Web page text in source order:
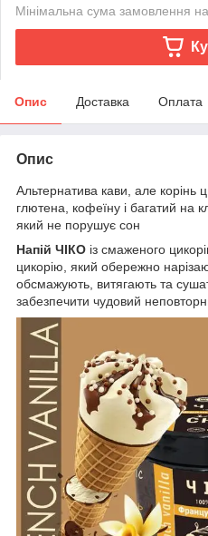
Мінімальна сума замовлення
Опис Доставка Оплата
Опис
Альтернатива кави, але корінь
глютена, кофеїну і багатий на
який не порушує сон
Напій ЧІКО із смаженого
цикорію, який обережно
обсмажують, витягають та
забезпечити чудовий